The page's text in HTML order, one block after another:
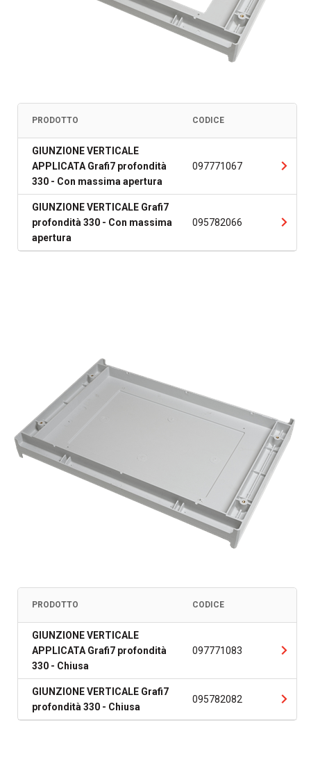
PRODOTTO CODICE
GIUNZIONE VERTICALE
APPLICATA Grafi7 profondità
330 - Con massima apertura
097771067
GIUNZIONE VERTICALE Grafi7
profondità 330 - Con massima
apertura
095782066
PRODOTTO CODICE
GIUNZIONE VERTICALE
APPLICATA Grafi7 profondità
330 - Chiusa
097771083
GIUNZIONE VERTICALE Grafi7
profondità 330 - Chiusa
095782082